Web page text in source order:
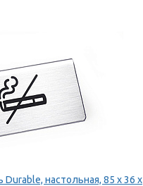
Durable, настольная, 85 x 36 x